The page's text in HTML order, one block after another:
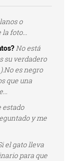
o
la foto...
No está
su verdadero
es negro
que una
estado
y me
el gato lleva
para que